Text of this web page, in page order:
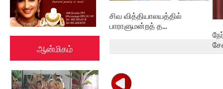
ஆன்மிகம்
சிவ வித்தியாலயத்தில்
பாராளுமன்றத் த...